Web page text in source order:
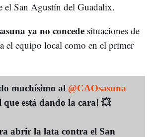
el San Agustín del Guadalix.
ya no concede situaciones de
el equipo local como en el primer
muchísimo al @CAOsasuna
está dando la cara! 💥
abrir la lata contra el San